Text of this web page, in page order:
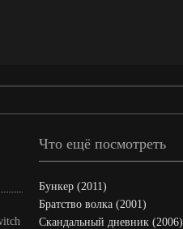
Что ещё посмотреть
Бункер (2011)
Братство волка (2001)
Скандальный дневник (2006)